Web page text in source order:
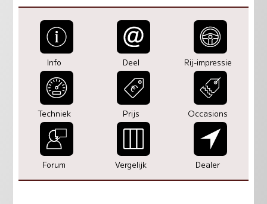
Info Deel Rij-impressie
Techniek Prijs Occasions
Forum Vergelijk Dealer